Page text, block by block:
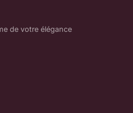
de votre élégance